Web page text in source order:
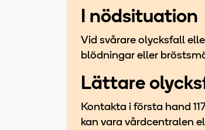
I nödsituation
Vid svårare olycksfall
blödningar eller
Lättare
Kontakta i första hand
kan vara vårdcentralen